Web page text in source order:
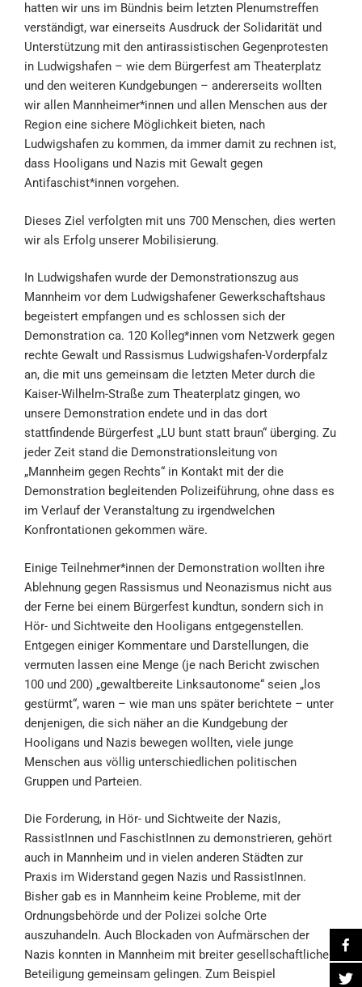
hatten wir uns im Bündnis beim letzten Plenumstreffen
verständigt, war einerseits Ausdruck der Solidarität und
Unterstützung mit den antirassistischen Gegenprotesten
in Ludwigshafen – wie dem Bürgerfest am Theaterplatz
und den weiteren Kundgebungen – andererseits wollten
wir allen Mannheimer*innen und allen Menschen aus der
Region eine sichere Möglichkeit bieten, nach
Ludwigshafen zu kommen, da immer damit zu rechnen ist,
dass Hooligans und Nazis mit Gewalt gegen
Antifaschist*innen vorgehen.
Dieses Ziel verfolgten mit uns 700 Menschen, dies werten
wir als Erfolg unserer Mobilisierung.
In Ludwigshafen wurde der Demonstrationszug aus
Mannheim vor dem Ludwigshafener Gewerkschaftshaus
begeistert empfangen und es schlossen sich der
Demonstration ca. 120 Kolleg*innen vom Netzwerk gegen
rechte Gewalt und Rassismus Ludwigshafen-Vorderpfalz
an, die mit uns gemeinsam die letzten Meter durch die
Kaiser-Wilhelm-Straße zum Theaterplatz gingen, wo
unsere Demonstration endete und in das dort
stattfindende Bürgerfest „LU bunt statt braun“ überging. Zu
jeder Zeit stand die Demonstrationsleitung von
„Mannheim gegen Rechts“ in Kontakt mit der die
Demonstration begleitenden Polizeiführung, ohne dass es
im Verlauf der Veranstaltung zu irgendwelchen
Konfrontationen gekommen wäre.
Einige Teilnehmer*innen der Demonstration wollten ihre
Ablehnung gegen Rassismus und Neonazismus nicht aus
der Ferne bei einem Bürgerfest kundtun, sondern sich in
Hör- und Sichtweite den Hooligans entgegenstellen.
Entgegen einiger Kommentare und Darstellungen, die
vermuten lassen eine Menge (je nach Bericht zwischen
100 und 200) „gewaltbereite Linksautonome“ seien „los
gestürmt“, waren – wie man uns später berichtete – unter
denjenigen, die sich näher an die Kundgebung der
Hooligans und Nazis bewegen wollten, viele junge
Menschen aus völlig unterschiedlichen politischen
Gruppen und Parteien.
Die Forderung, in Hör- und Sichtweite der Nazis,
RassistInnen und FaschistInnen zu demonstrieren, gehört
auch in Mannheim und in vielen anderen Städten zur
Praxis im Widerstand gegen Nazis und RassistInnen.
Bisher gab es in Mannheim keine Probleme, mit der
Ordnungsbehörde und der Polizei solche Orte
auszuhandeln. Auch Blockaden von Aufmärschen der
Nazis konnten in Mannheim mit breiter gesellschaftlicher
Beteiligung gemeinsam gelingen. Zum Beispiel